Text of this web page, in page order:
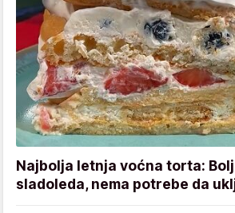
Najbolja letnja voćna torta:
sladoleda, nema potrebe da